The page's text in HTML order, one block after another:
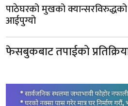
पाठेघरको मुखको
आईपुग्यो
फेसबुकबाट तपाईको